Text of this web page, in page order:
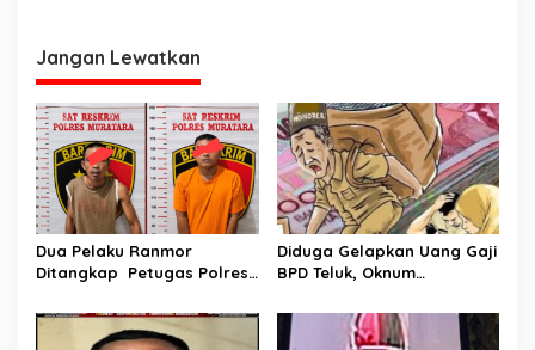
Jangan Lewatkan
Dua Pelaku Ranmor
Ditangkap Petugas Polres
Diduga Gelapkan Uang Gaji
BPD Teluk, Oknum
Ke Polisi